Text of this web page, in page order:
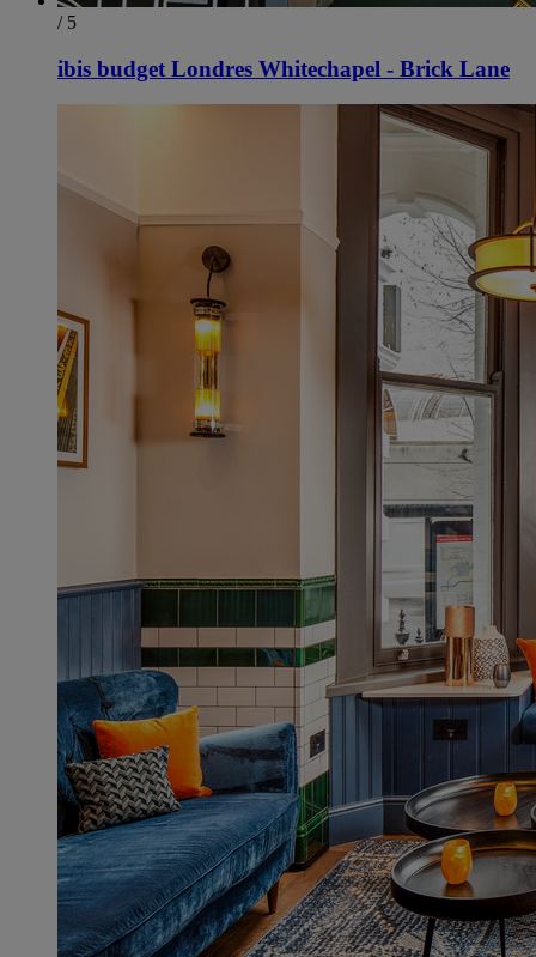
/ 5
ibis budget Londres Whitechapel - Brick Lane